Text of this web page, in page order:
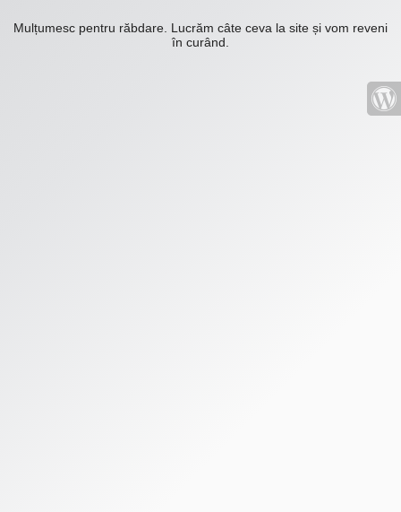
Mulțumesc pentru răbdare. Lucrăm câte ceva la site și vom reveni
în curând.